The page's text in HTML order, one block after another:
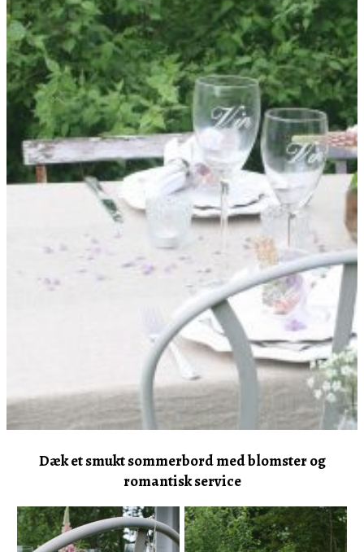
Dæk et smukt sommerbord med blomster og
romantisk service